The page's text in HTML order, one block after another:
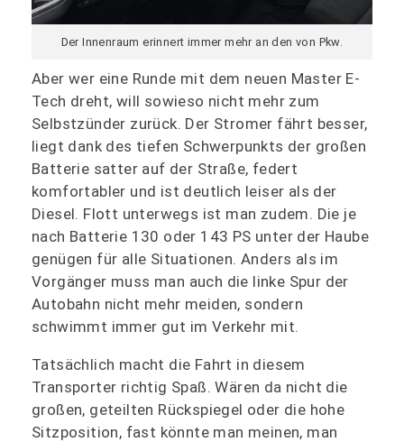
Der Innenraum erinnert immer mehr an den von Pkw.
Aber wer eine Runde mit dem neuen Master E-
Tech dreht, will sowieso nicht mehr zum
Selbstzünder zurück. Der Stromer fährt besser,
liegt dank des tiefen Schwerpunkts der großen
Batterie satter auf der Straße, federt
komfortabler und ist deutlich leiser als der
Diesel. Flott unterwegs ist man zudem. Die je
nach Batterie 130 oder 143 PS unter der Haube
genügen für alle Situationen. Anders als im
Vorgänger muss man auch die linke Spur der
Autobahn nicht mehr meiden, sondern
schwimmt immer gut im Verkehr mit.
Tatsächlich macht die Fahrt in diesem
Transporter richtig Spaß. Wären da nicht die
großen, geteilten Rückspiegel oder die hohe
Sitzposition, fast könnte man meinen, man